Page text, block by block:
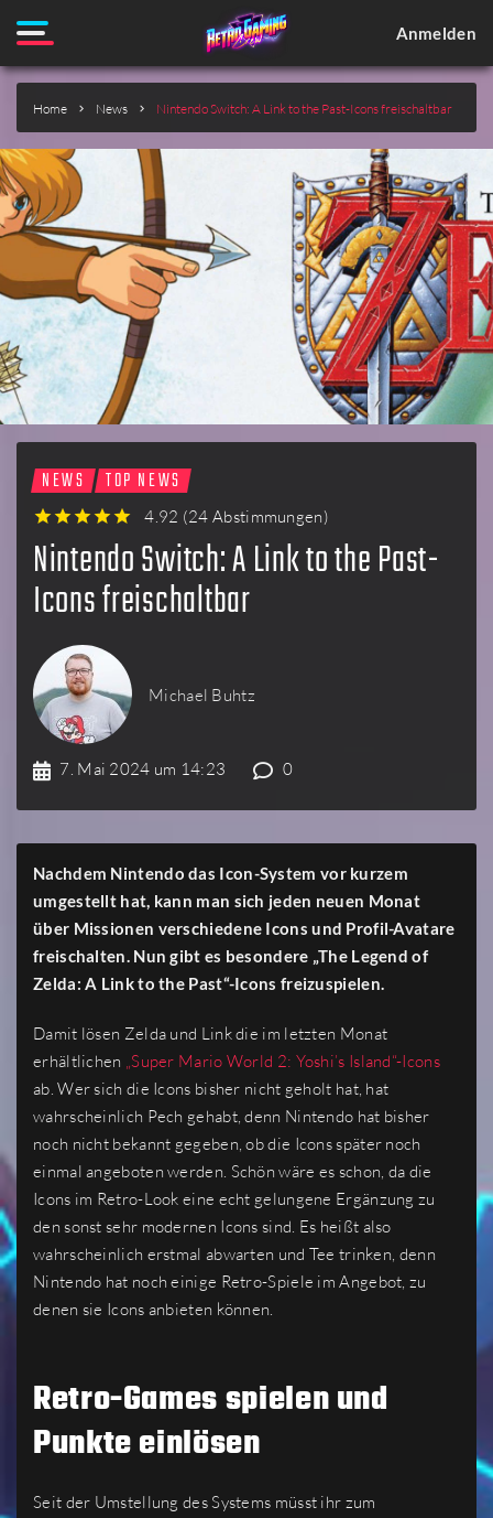
Anmelden
Home News Nintendo Switch: A Link to the Past-Icons freischaltbar
NEWS TOP NEWS
4.92 (24 Abstimmungen)
Nintendo Switch: A Link to the Past-
Icons freischaltbar
Michael Buhtz
7. Mai 2024 um 14:23 0
Nachdem Nintendo das Icon-System vor kurzem
umgestellt hat, kann man sich jeden neuen Monat
über Missionen verschiedene Icons und Profil-Avatare
freischalten. Nun gibt es besondere „The Legend of
Zelda: A Link to the Past“-Icons freizuspielen.
Damit lösen Zelda und Link die im letzten Monat
erhältlichen „Super Mario World 2: Yoshi’s Island“-Icons
ab. Wer sich die Icons bisher nicht geholt hat, hat
wahrscheinlich Pech gehabt, denn Nintendo hat bisher
noch nicht bekannt gegeben, ob die Icons später noch
einmal angeboten werden. Schön wäre es schon, da die
Icons im Retro-Look eine echt gelungene Ergänzung zu
den sonst sehr modernen Icons sind. Es heißt also
wahrscheinlich erstmal abwarten und Tee trinken, denn
Nintendo hat noch einige Retro-Spiele im Angebot, zu
denen sie Icons anbieten können.
Retro-Games spielen und
Punkte einlösen
Seit der Umstellung des Systems müsst ihr zum